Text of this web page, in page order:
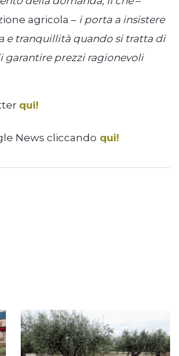
agricola –i porta a insistere
e tranquillità quando si tratta di
garantire prezzi ragionevoli
qui!
News cliccando qui!